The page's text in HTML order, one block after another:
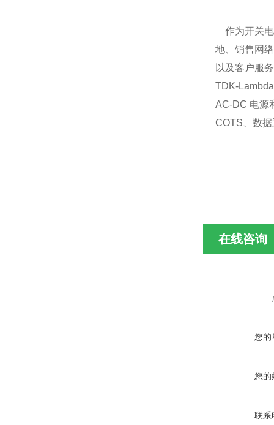
作为开关电
地、销售网络
以及客户服
TDK-
AC-DC 电源
COTS、数
在线咨询
您的
您的
联系